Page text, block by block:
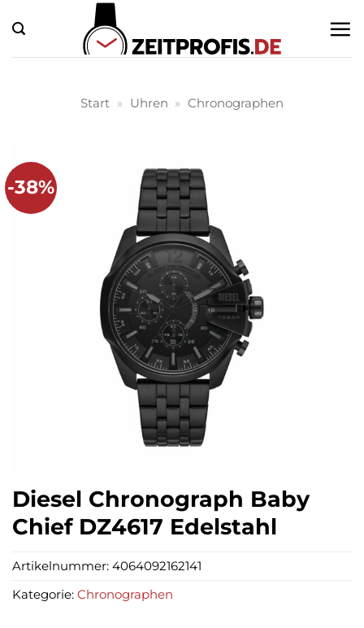
Inhalt
springen
Start » Uhren » Chronographen
-38%
Diesel Chronograph Baby
Chief DZ4617 Edelstahl
Artikelnummer: 4064092162141
Kategorie: Chronographen